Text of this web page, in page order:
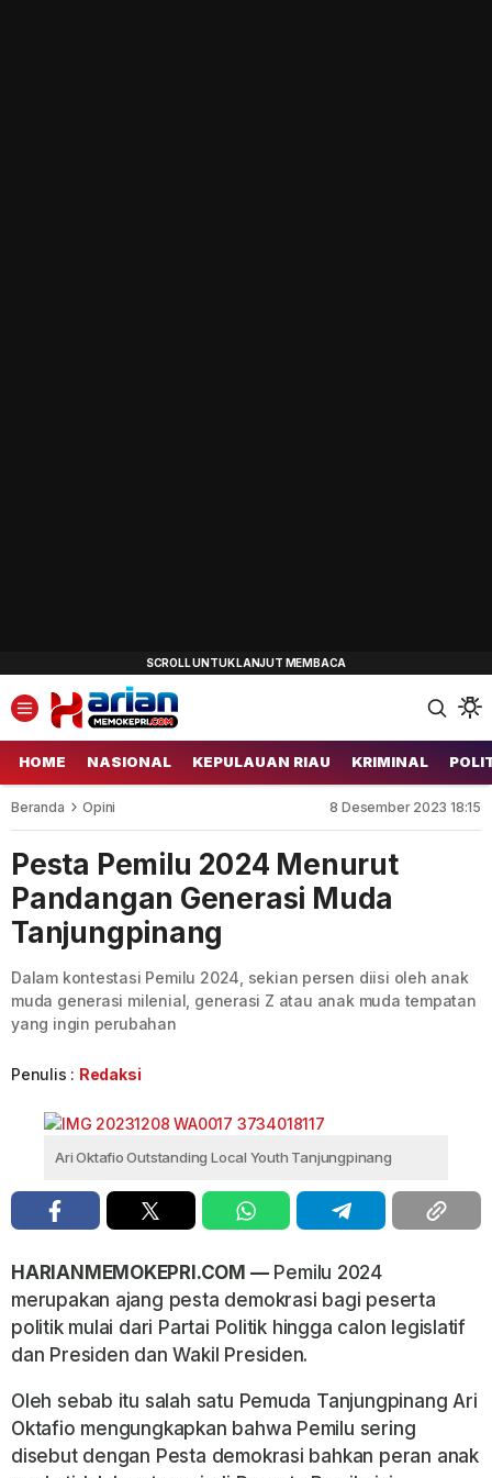
HOME NASIONAL KEPULAUAN RIAU KRIMINAL
Beranda Opini 8 Desember 2023 18:15
Pesta Pemilu 2024 Menurut
Pandangan Generasi Muda
Tanjungpinang
Dalam kontestasi Pemilu 2024, sekian persen diisi oleh anak
muda generasi milenial, generasi Z atau anak muda tempatan
yang ingin perubahan
Penulis : Redaksi
Ari Oktafio Outstanding Local Youth Tanjungpinang
HARIANMEMOKEPRI.COM —Pemilu 2024
merupakan ajang pesta demokrasi bagi peserta
politik mulai dari Partai Politik hingga calon legislatif
dan Presiden dan Wakil Presiden.
Oleh sebab itu salah satu Pemuda Tanjungpinang Ari
Oktafio mengungkapkan bahwa Pemilu sering
disebut dengan Pesta demokrasi bahkan peran anak